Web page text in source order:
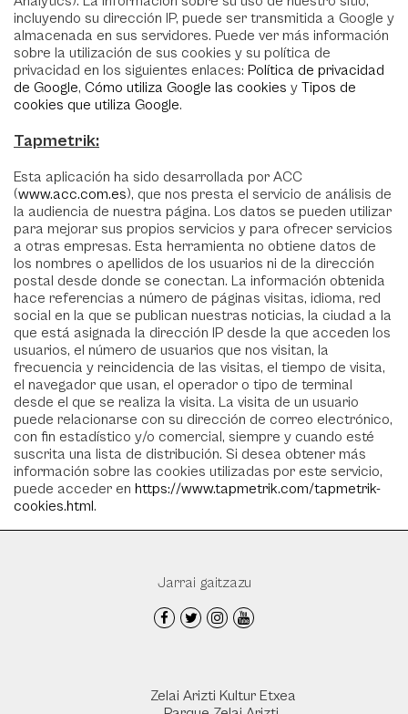
incluyendo su dirección IP, puede ser transmitida a Google y
almacenada en sus servidores. Puede ver más información
sobre la utilización de sus cookies y su política de
privacidad en los siguientes enlaces: Política de privacidad
de Google, Cómo utiliza Google las cookies y Tipos de
cookies que utiliza Google.
Tapmetrik:
Esta aplicación ha sido desarrollada por ACC
(www.acc.com.es), que nos presta el servicio de análisis de
la audiencia de nuestra página. Los datos se pueden utilizar
para mejorar sus propios servicios y para ofrecer servicios
a otras empresas. Esta herramienta no obtiene datos de
los nombres o apellidos de los usuarios ni de la dirección
postal desde donde se conectan. La información obtenida
hace referencias a número de páginas visitas, idioma, red
social en la que se publican nuestras noticias, la ciudad a la
que está asignada la dirección IP desde la que acceden los
usuarios, el número de usuarios que nos visitan, la
frecuencia y reincidencia de las visitas, el tiempo de visita,
el navegador que usan, el operador o tipo de terminal
desde el que se realiza la visita. La visita de un usuario
puede relacionarse con su dirección de correo electrónico,
con fin estadístico y/o comercial, siempre y cuando esté
suscrita una lista de distribución. Si desea obtener más
información sobre las cookies utilizadas por este servicio,
puede acceder en https://www.tapmetrik.com/tapmetrik-
cookies.html.
Zelai Arizti Kultur Etxea
Jarrai gaitzazu